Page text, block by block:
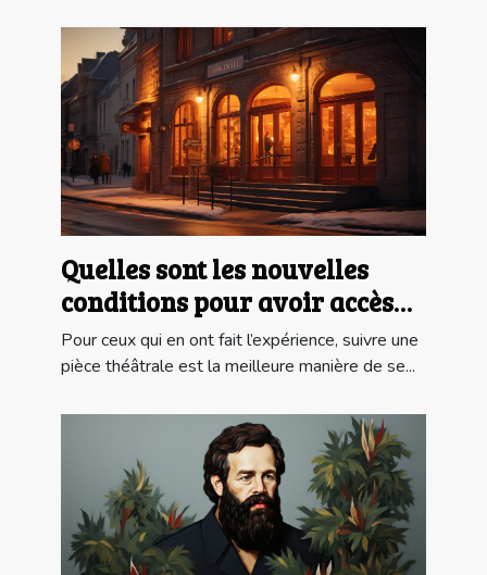
Quelles sont les nouvelles
conditions pour avoir accès
au LAURETTE THÉÂTRE ?
Pour ceux qui en ont fait l’expérience, suivre une
pièce théâtrale est la meilleure manière de se...